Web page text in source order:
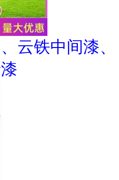
云铁中间漆、